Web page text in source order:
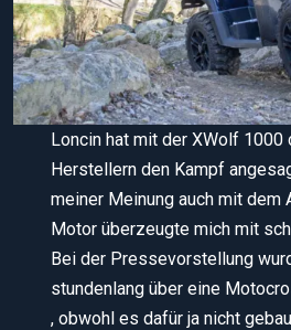
Loncin hat mit der XWolf 1000
Herstellern den Kampf
meiner Meinung auch mit dem
Motor überzeugte mich mit
Bei der Pressevorstellung
stundenlang über eine
, obwohl es dafür ja nicht